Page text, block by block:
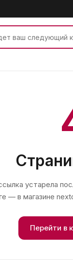
устарела
— в магазине
Перейти в